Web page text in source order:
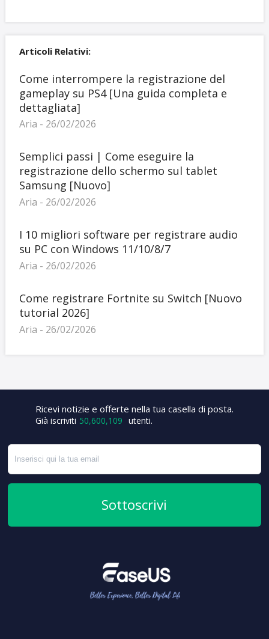
Articoli Relativi:
Come interrompere la registrazione del
gameplay su PS4 [Una guida completa e
dettagliata]
Aria - 26/02/2026
Semplici passi | Come eseguire la
registrazione dello schermo sul tablet
Samsung [Nuovo]
Aria - 26/02/2026
I 10 migliori software per registrare audio
su PC con Windows 11/10/8/7
Aria - 26/02/2026
Come registrare Fortnite su Switch [Nuovo
tutorial 2026]
Aria - 26/02/2026
Ricevi notizie e offerte nella tua casella di posta.
Già iscriviti 50,600,109 utenti.
Sottoscrivi
+4